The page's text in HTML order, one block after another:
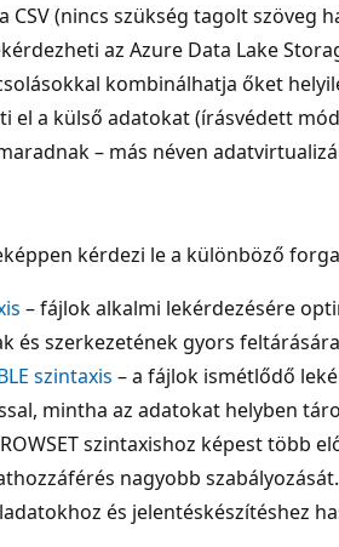
(nincs szükség tagolt szöveg
az Azure Data Lake
kombinálhatja őket
el a külső adatokat (írásvédett
– más néven
kérdezi le a különböző
– fájlok alkalmi lekérdezésére
és szerkezetének gyors
szintaxis – a fájlok ismétlődő
mintha az adatokat helyben
szintaxishoz képest több
nagyobb
és jelentéskészítéshez